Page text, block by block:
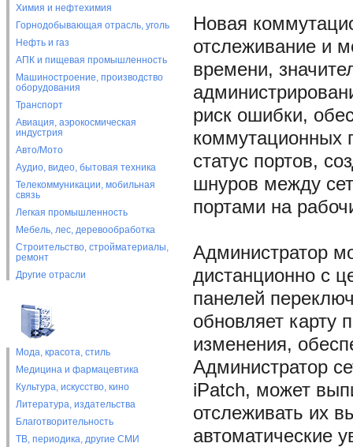
Химия и нефтехимия
Горнодобывающая отрасль, уголь
Нефть и газ
АПК и пищевая промышленность
Машиностроение, производство
оборудования
Транспорт
Авиация, аэрокосмическая
индустрия
Авто/Мото
Аудио, видео, бытовая техника
Телекоммуникации, мобильная
связь
Легкая промышленность
Мебель, лес, деревообработка
Строительство, стройматериалы,
ремонт
Другие отрасли
Мода, красота, стиль
Медицина и фармацевтика
Культура, искусство, кино
Литература, издательства
Благотворительность
ТВ, периодика, другие СМИ
Новая
отслеживание и
времени,
риск ошибки,
коммутационных
статус портов,
шнуров между
портами на
Администратор
дистанционно с
панелей
обновляет карту
изменения,
Администратор
iPatch, может
отслеживать их
автоматические